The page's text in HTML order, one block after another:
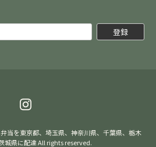
登録
を東京都、埼玉県、神奈川県、千葉県、栃木
城県に配達 All rights reserved.